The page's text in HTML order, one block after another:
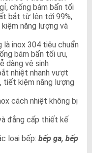
chống bám bẩn tối
bắt từ lên tới 99%,
năng lượng và
là inox 304 tiêu chuẩn
bám bẩn tối ưu,
dàng vệ sinh
nhiệt nhanh vượt
tiết kiệm năng lượng
cách nhiệt không bị
đẳng cấp thiết kế
loại bếp: bếp ga, bếp